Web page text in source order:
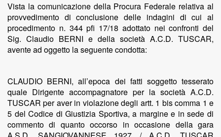
Vista la comunicazione della Procura Federale relativa al
provvedimento di conclusione delle indagini di cui al
procedimento n. 344 pfi 17/18 adottato nei confronti del
Sig. Claudio BERNI e della società A.C.D. TUSCAR,
avente ad oggetto la seguente condotta:
CLAUDIO BERNI, all’epoca dei fatti soggetto tesserato
quale Dirigente accompagnatore per la società A.C.D.
TUSCAR per aver in violazione degli artt. 1 bis comma 1 e
5 del Codice di Giustizia Sportiva, a margine e in sede di
commento di quanto occorso in occasione della gara